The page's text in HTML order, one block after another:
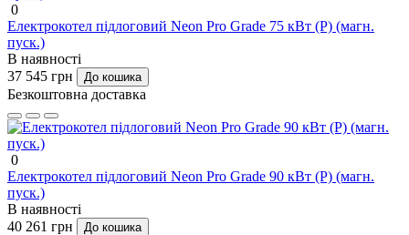
0
Електрокотел підлоговий Neon Pro Grade 75 кВт (P) (магн.
пуск.)
В наявності
37 545 грн
До кошика
Безкоштовна доставка
0
Електрокотел підлоговий Neon Pro Grade 90 кВт (P) (магн.
пуск.)
В наявності
40 261 грн
До кошика